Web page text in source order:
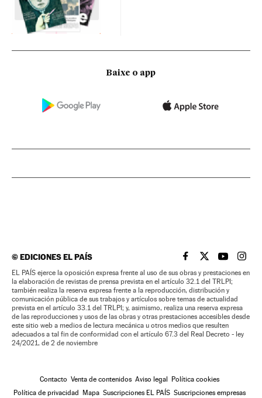
Baixe o app
©EDICIONES EL PAÍS EL PAÍS BRASIL EN
EL PAÍSEL PAÍS
EL
EL PAÍS ejerce la oposición expresa frente al uso de sus obras y prestaciones en
la elaboración de revistas de prensa prevista en el artículo 32.1 del TRLPI;
también realiza la reserva expresa frente a la reproducción, distribución y
comunicación pública de sus trabajos y artículos sobre temas de actualidad
prevista en el artículo 33.1 del TRLPI; y, asimismo, realiza una reserva expresa
de las reproducciones y usos de las obras y otras prestaciones accesibles desde
este sitio web a medios de lectura mecánica u otros medios que resulten
adecuados a tal fin de conformidad con el artículo 67.3 del Real Decreto - ley
24/2021, de 2 de noviembre
Contacto Venta de contenidos Aviso legal Política cookies
Política de privacidad Mapa Suscripciones EL PAÍS Suscripciones empresas